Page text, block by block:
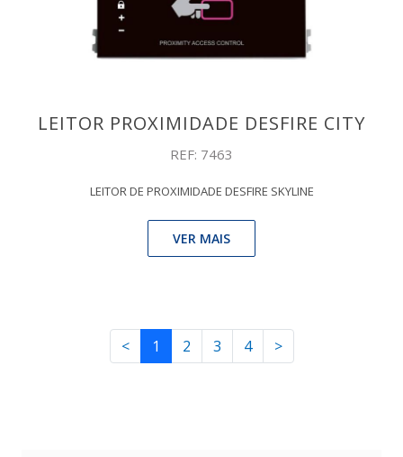
LEITOR PROXIMIDADE DESFIRE CITY
REF: 7463
LEITOR DE PROXIMIDADE DESFIRE SKYLINE
VER MAIS
< 1 2 3 4 >